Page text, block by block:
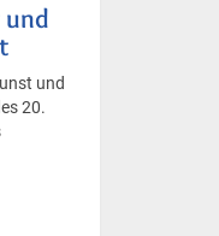
und
20.